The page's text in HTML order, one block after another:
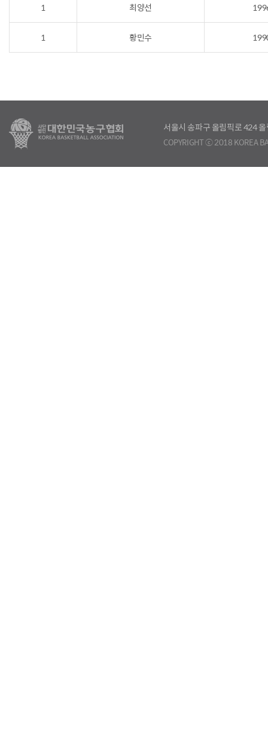
1 최양선
1 황민수
서울시 송파구 올림픽로 424
COPYRIGHT ⓒ 2018 KOREA